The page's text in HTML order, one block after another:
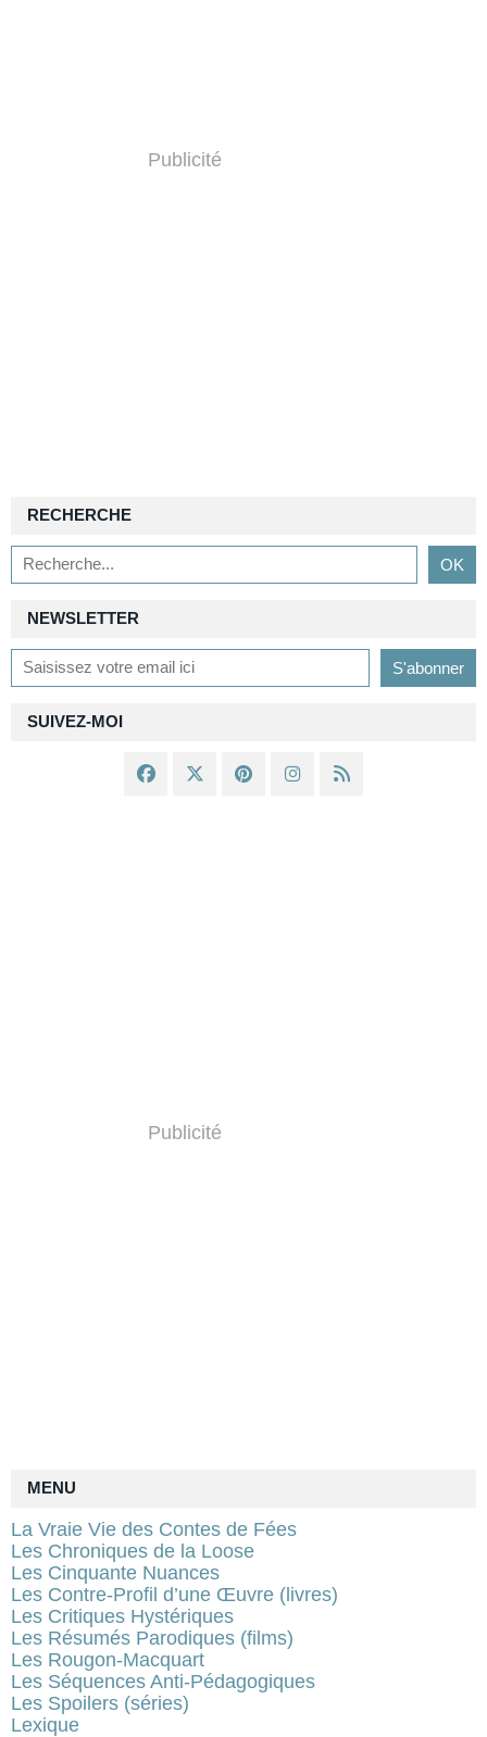
Publicité
NEWSLETTER
SUIVEZ-MOI
RECHERCHE
Publicité
MENU
La Vraie Vie des Contes de Fées
Les Chroniques de la Loose
Les Cinquante Nuances
Les Contre-Profil d’une Œuvre (livres)
Les Critiques Hystériques
Les Résumés Parodiques (films)
Les Rougon-Macquart
Les Séquences Anti-Pédagogiques
Les Spoilers (séries)
Lexique